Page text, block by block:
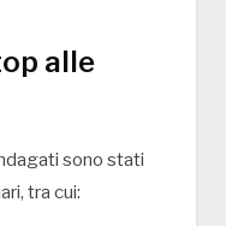
alle
sono stati
tra cui: